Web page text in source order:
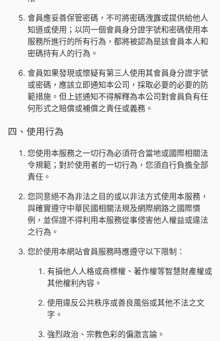
會員應妥善保管密碼，不可將密碼洩露或提供給他人
知道或使用；以同一個會員身分證字號和密碼使用本
服務所進行的所有行為，都將被認為是該會員本人和
密碼持有人的行為。
會員如果發現或懷疑有第三人使用其會員身分證字號
或密碼，應該立即通知本公司，採取必要的必要的防
範措施。但上述通知不得解釋為本公司對會員負有任
何形式之賠償或補償之責任或義務。
四、使用行為
您使用本服務之一切行為必須符合當地或國際相關法
令規範；對於使用者的一切行為，您須自行負擔全部
責任。
您同意絕不為非法之目的或以非法方式使用本服務，
與確實遵守中華民國相關法規及網際網路之國際慣
例，並保證不得利用本服務從事侵害他人權益或違法
之行為。
您於使用本網站會員服務時應遵守以下限制：
有損他人人格或商標權、著作權等智慧財產權或
其他權利內容。
使用違反公共秩序或善良風俗或其他不法之文
字。
強烈政治、宗教色彩的偏激言論。